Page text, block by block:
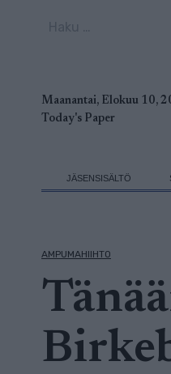
Maanantai, Elokuu 10,
Today's Paper
JÄSENSISÄLTÖ
AMPUMAHIIHTO